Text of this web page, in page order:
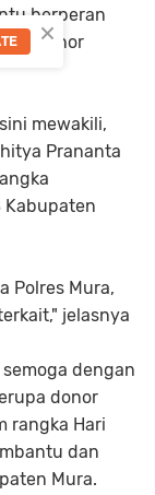
berperan
donor
mewakili,
Prananta
Kabupaten
Polres Mura,
jelasnya
dengan
donor
rangka Hari
dan
Mura.
×